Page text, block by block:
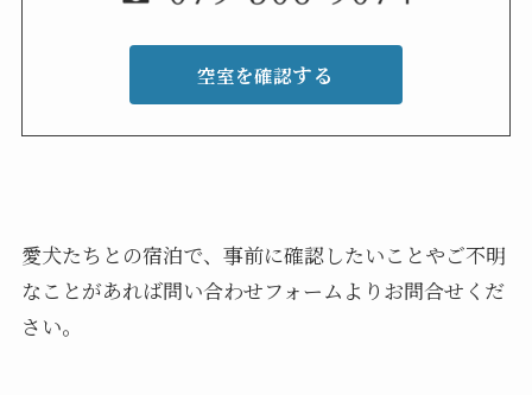
空室を確認する
愛犬たちとの宿泊で、事前に確認したいことやご不明
なことがあれば問い合わせフォームよりお問合せくだ
さい。